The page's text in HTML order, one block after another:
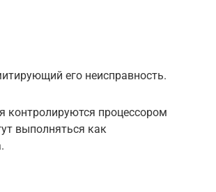
его неисправность.
контролируются процессором
выполняться как